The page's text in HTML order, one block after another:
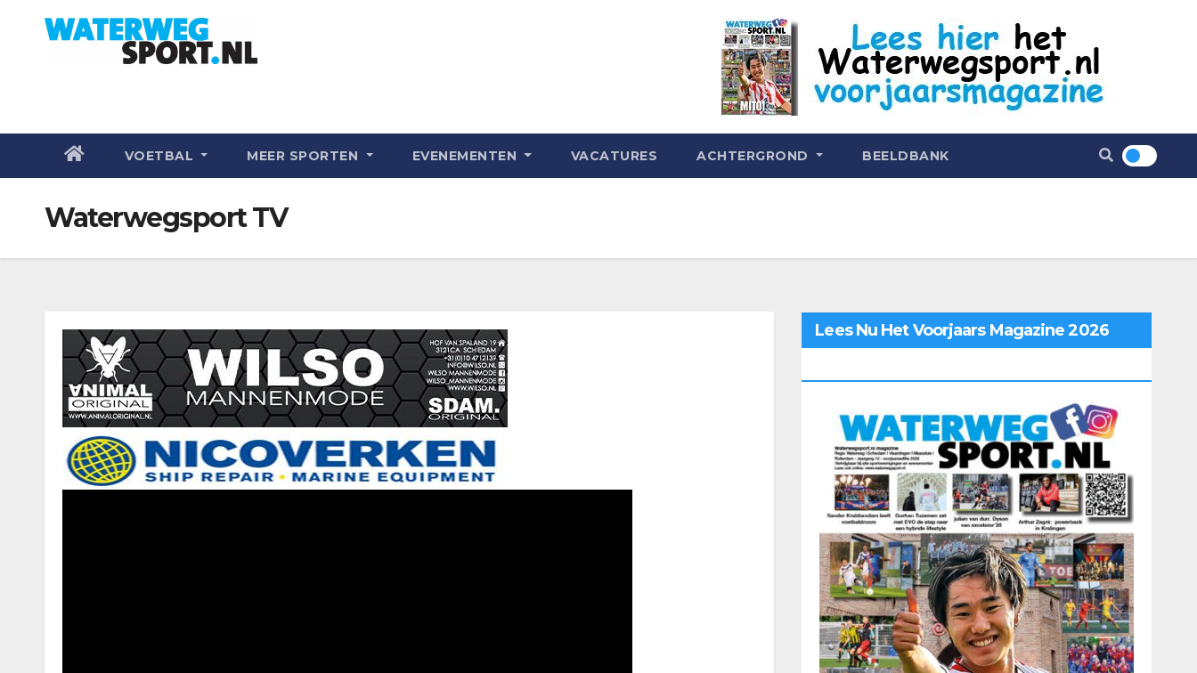
VOETBAL MEER SPORTEN EVENEMENTEN VACATURES ACHTERGROND BEELDBANK
Waterwegsport TV
Lees Nu Het Voorjaars Magazine 2026